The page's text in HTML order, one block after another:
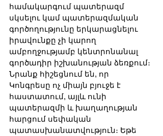
համակարգում պատերազմ
սկսելու կամ պատերազմական
գործողությունը երկարացնելու
իրավունքը չի կարող
ամբողջությամբ կենտրոնանալ
գործադիր իշխանության ձեռքում։
Նրանք հիշեցնում են, որ
Կոնգրեսը ոչ միայն բյուջե է
հաստատում, այլև ունի
պատերազմի և խաղաղության
հարցում սեփական
պատասխանատվություն։ Եթե